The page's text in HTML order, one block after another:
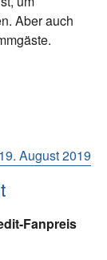
Aber auch
19. August 2019
Fanpreis